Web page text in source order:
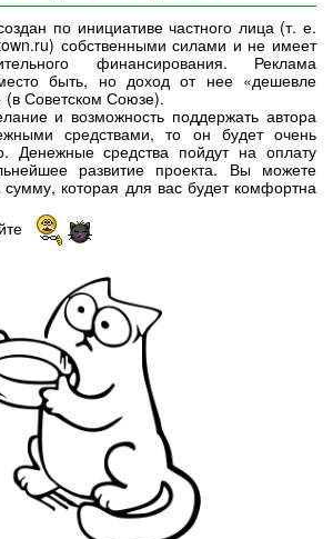
по инициативе частного лица (т. е.
собственными силами и не имеет
финансирования. Реклама
быть, но доход от нее «дешевле
(в Советском Союзе).
и возможность поддержать автора
средствами, то он будет очень
Денежные средства пойдут на оплату
развитие проекта. Вы можете
которая для вас будет комфортна